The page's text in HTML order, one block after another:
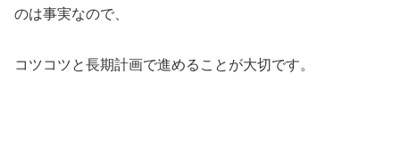
のは事実なので、
コツコツと長期計画で進めることが大切です。